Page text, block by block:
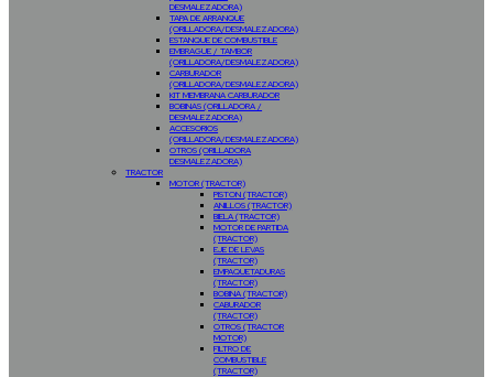
DESMALEZADORA)
TAPA DE ARRANQUE
(ORILLADORA/DESMALEZADORA)
ESTANQUE DE COMBUSTIBLE
EMBRAGUE / TAMBOR
(ORILLADORA/DESMALEZADORA)
CARBURADOR
(ORILLADORA/DESMALEZADORA)
KIT MEMBRANA CARBURADOR
BOBINAS (ORILLADORA /
DESMALEZADORA)
ACCESORIOS
(ORILLADORA/DESMALEZADORA)
OTROS (ORILLADORA
DESMALEZADORA)
TRACTOR
MOTOR (TRACTOR)
PISTON (TRACTOR)
ANILLOS (TRACTOR)
BIELA (TRACTOR)
MOTOR DE PARTIDA
(TRACTOR)
EJE DE LEVAS
(TRACTOR)
EMPAQUETADURAS
(TRACTOR)
BOBINA (TRACTOR)
CABURADOR
(TRACTOR)
OTROS (TRACTOR
MOTOR)
FILTRO DE
COMBUSTIBLE
(TRACTOR)